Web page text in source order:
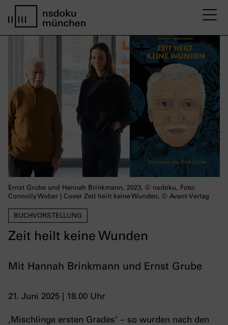
BUCHVORSTELLUNG
Zeit heilt keine Wunden
Mit Hannah Brinkmann und Ernst Grube
21. Juni 2025 | 18.00 Uhr
Ernst Grube und Hannah Brinkmann, 2023, © nsdoku, Foto:
Connolly Weber | Cover Zeit heilt keine Wunden, © Avant-Verlag
‚Mischlinge ersten Grades‘ – so wurden nach den